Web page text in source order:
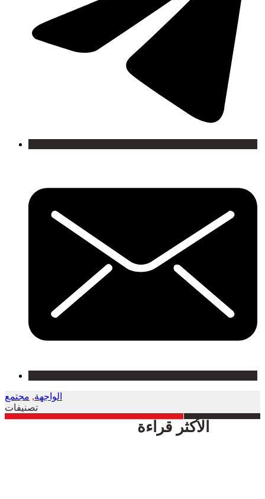
الأكثر قراءة
الواجهة, مجتمع
تصنيفات